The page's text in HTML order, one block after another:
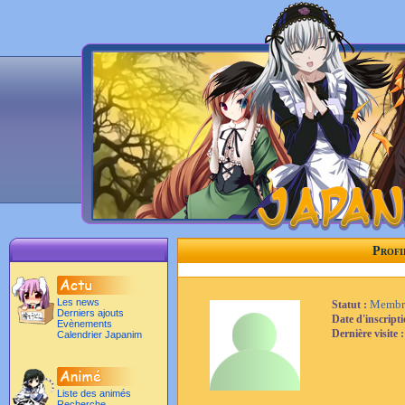
Les news
Derniers ajouts
Evènements
Calendrier Japanim
Liste des animés
Profil
Statut :
Date
Dernière visite